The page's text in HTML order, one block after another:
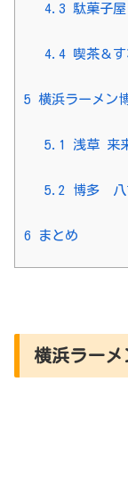
4.3 駄菓子
4.4喫茶＆
5 横浜ラーメン
5.1 浅草 来
5.2 博多 八
6 まとめ
横浜ラーメ